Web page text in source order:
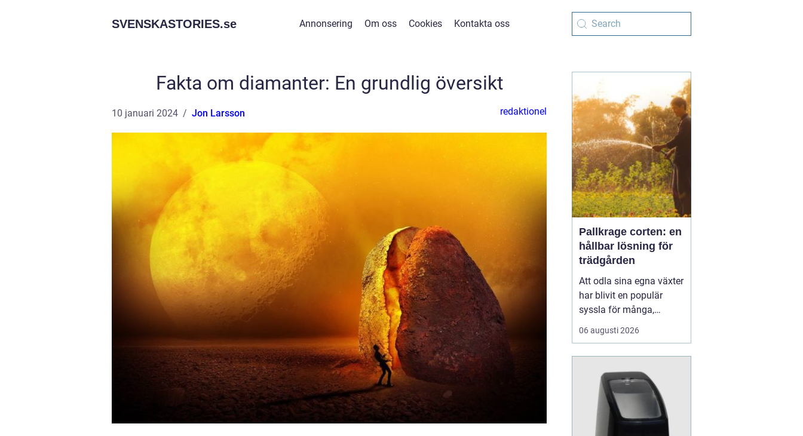
SVENSKASTORIES.se Annonsering Om oss Cookies Kontakta oss
Fakta om diamanter: En grundlig översikt
10 januari 2024 Jon Larsson redaktionel
Pallkrage corten: en
hållbar lösning för
trädgården
Att odla sina egna växter
har blivit en populär
syssla för många,
oavsett om det handlar
om att ha en prunkande
balkongträdgård i stan.
En av de mest effektiva
och este...
06 augusti 2026